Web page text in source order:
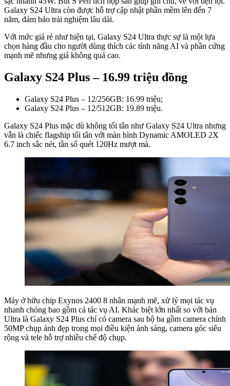
Galaxy S24 Ultra còn được hỗ trợ cập nhật phần mềm lên đến 7
năm, đảm bảo trải nghiệm lâu dài.
Với mức giá rẻ như hiện tại, Galaxy S24 Ultra thực sự là một lựa
chọn hàng đầu cho người dùng thích các tính năng AI và phần cứng
mạnh mẽ nhưng giá không quá cao.
Galaxy S24 Plus – 16.99 triệu đồng
Galaxy S24 Plus – 12/256GB: 16.99 triệu;
Galaxy S24 Plus – 12/512GB: 19.89 triệu.
Galaxy S24 Plus mặc dù không tối tân như Galaxy S24 Ultra nhưng
vẫn là chiếc flagship tối tân với màn hình Dynamic AMOLED 2X
6.7 inch sắc nét, tần số quét 120Hz mượt mà.
Máy ở hữu chip Exynos 2400 8 nhân mạnh mẽ, xử lý mọi tác vụ
nhanh chóng bao gồm cả tác vụ AI. Khác biệt lớn nhất so với bản
Ultra là Galaxy S24 Plus chỉ có camera sau bộ ba gồm camera chính
50MP chụp ảnh đẹp trong mọi điều kiện ánh sáng, camera góc siêu
rộng và tele hỗ trợ nhiều chế độ chụp.